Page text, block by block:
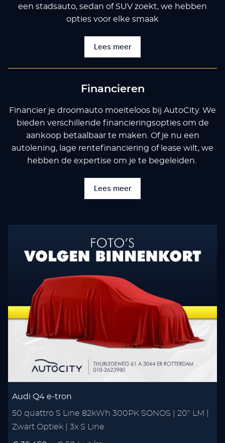
een stadsauto, sedan of SUV zoekt, we hebben
opties voor elke smaak
Lees meer
Financieren
Financier je droomauto moeiteloos bij AutoCity. We
bieden verschillende financieringsopties om de
aankoop betaalbaar te maken. Of je nu een
autolening, lage rentefinanciering of lease wilt, we
hebben de expertise om je te begeleiden.
Lees meer
Audi Q4 e-tron
50 quattro S Line 82kWh 300PK SONOS | 20" LM |
Zwart Optiek | 3x S Line